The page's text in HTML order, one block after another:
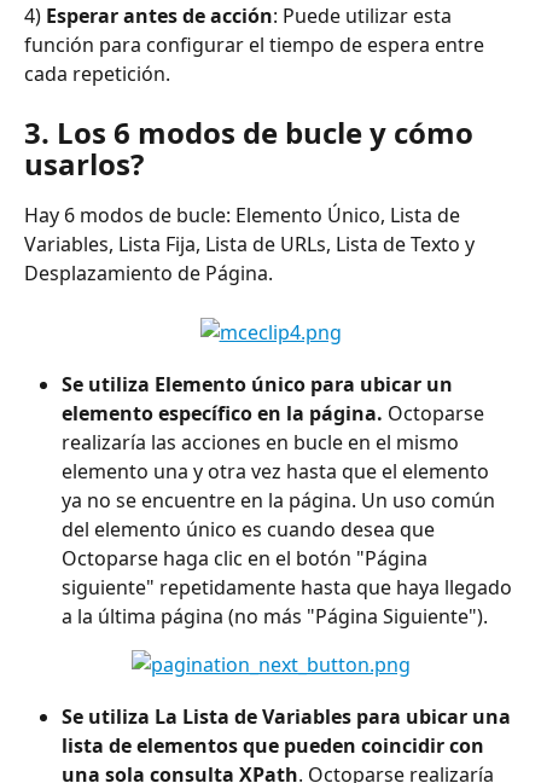
4) Esperar antes de acción: Puede utilizar esta
función para configurar el tiempo de espera entre
cada repetición.
3. Los 6 modos de bucle y cómo
usarlos?
Hay 6 modos de bucle: Elemento Único, Lista de
Variables, Lista Fija, Lista de URLs, Lista de Texto y
Desplazamiento de Página.
Se utiliza Elemento único para ubicar un
elemento específico en la página. Octoparse
realizaría las acciones en bucle en el mismo
elemento una y otra vez hasta que el elemento
ya no se encuentre en la página. Un uso común
del elemento único es cuando desea que
Octoparse haga clic en el botón "Página
siguiente" repetidamente hasta que haya llegado
a la última página (no más "Página Siguiente").
Se utiliza La Lista de Variables para ubicar una
lista de elementos que pueden coincidir con
una sola consulta XPath. Octoparse realizaría